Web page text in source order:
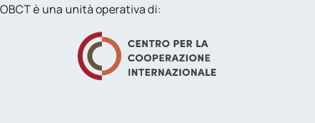
OBCT è una unità operativa di: